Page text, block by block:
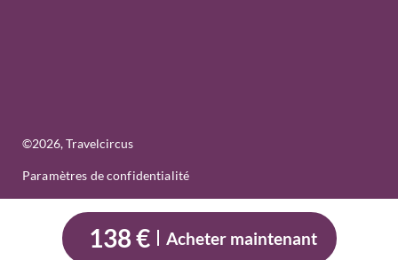
138 € Acheter maintenant
©2026, Travelcircus
Paramètres de confidentialité